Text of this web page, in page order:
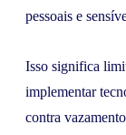
pessoais e
Isso significa
implementar
contra